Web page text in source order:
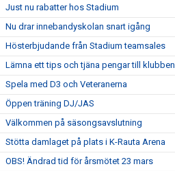
Just nu rabatter hos Stadium
Nu drar innebandyskolan snart igång
Hösterbjudande från Stadium teamsales
Lämna ett tips och tjäna pengar till klubben
Spela med D3 och Veteranerna
Öppen träning DJ/JAS
Välkommen på säsongsavslutning
Stötta damlaget på plats i K-Rauta Arena
OBS! Ändrad tid för årsmötet 23 mars